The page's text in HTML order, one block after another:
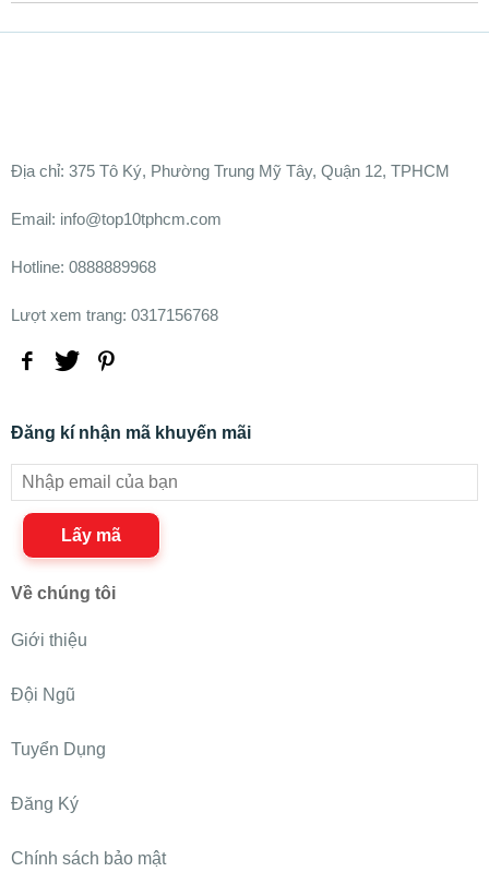
Ðịa chỉ: 375 Tô Ký, Phường Trung Mỹ Tây, Quận 12, TPHCM
Email: info@top10tphcm.com
Hotline: 0888889968
Lượt xem trang: 0317156768
Đăng kí nhận mã khuyến mãi
Lấy mã
Về chúng tôi
Giới thiệu
Đội Ngũ
Tuyển Dụng
Đăng Ký
Chính sách bảo mật